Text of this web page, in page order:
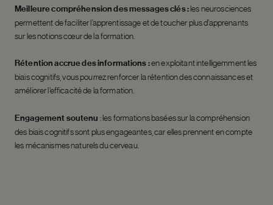
Meilleure compréhension des messages clés :les neurosciences
permettent de faciliter l’apprentissage et de toucher plus d’apprenants
sur les notions cœur de la formation.
Rétention accrue des informations :en exploitant intelligemment les
biais cognitifs, vous pourrez renforcer la rétention des connaissances et
améliorer l’efficacité de la formation.
Engagement soutenu : les formations basées sur la compréhension
des biais cognitifs sont plus engageantes, car elles prennent en compte
les mécanismes naturels du cerveau.